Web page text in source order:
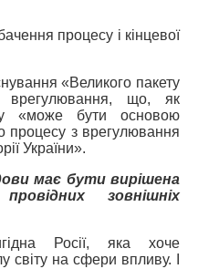
процесу і кінцевої
«Великого пакету
що, як
«може бути основою
процесу з врегулювання
України».
має бути вирішена
зовнішніх
Росії, яка хоче
світу на сфери впливу. І